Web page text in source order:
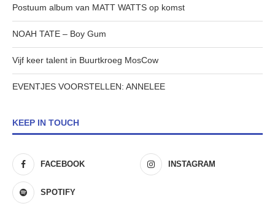
Postuum album van MATT WATTS op komst
NOAH TATE – Boy Gum
Vijf keer talent in Buurtkroeg MosCow
EVENTJES VOORSTELLEN: ANNELEE
KEEP IN TOUCH
FACEBOOK INSTAGRAM
SPOTIFY